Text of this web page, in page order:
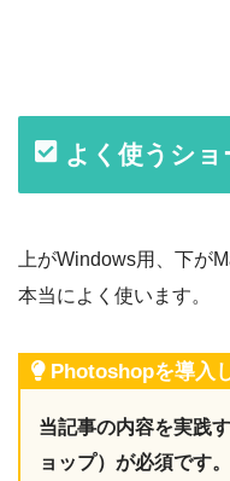
よく使うシ
上がWindows用、下が
本当によく使います。
Photoshopを導入
当記事の内容を実践
ョップ）が必須です。